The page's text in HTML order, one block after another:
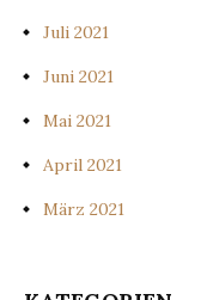
Juli 2021
Juni 2021
Mai 2021
April 2021
März 2021